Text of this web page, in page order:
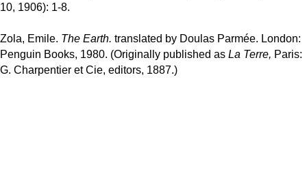
10, 1906): 1-8.
Zola, Emile. The Earth. translated by Doulas Parmée. London:
Penguin Books, 1980. (Originally published as La Terre, Paris:
G. Charpentier et Cie, editors, 1887.)